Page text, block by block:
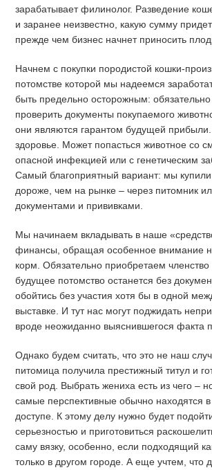
зарабатывает филинолог. Разведение
и заранее неизвестно, какую сумму
прежде чем бизнес начнет приносить
Начнем с покупки породистой кошки-
потомстве которой мы надеемся
быть предельно осторожным: обязательно
проверить документы покупаемого
они являются гарантом будущей
здоровье. Может попасться животное со
опасной инфекцией или с генетическим
Самый благоприятный вариант: мы купили
дороже, чем на рынке – через питомник
документами и прививками.
Мы начинаем вкладывать в наше
финансы, обращая особенное внимание
корм. Обязательно приобретаем членство
будущее потомство останется без
обойтись без участия хотя бы в одной
выставке. И тут нас могут поджидать
вроде неожиданно выяснившегося факта
Однако будем считать, что это не наш
питомица получила престижный титул и
свой род. Выбрать жениха есть из чего –
самые перспективные обычно находятся
доступе. К этому делу нужно будет
серьезностью и приготовиться
саму вязку, особенно, если подходящий
только в другом городе. А еще учтем, что